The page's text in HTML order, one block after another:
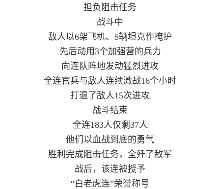
服
退
役
军
人
服
务
文
国
防
文
化
红
担负阻击任务
战斗中
敌人以6架飞机、5辆坦克作掩护
先后动用3个加强营的兵力
向连队阵地发动猛烈进攻
全连官兵与敌人连续激战16个小时
打退了敌人15次进攻
战斗结束
全连183人仅剩37人
他们以血战到底的勇气
胜利完成阻击任务，全歼了敌军
战后，该连被授予
“白老虎连”荣誉称号